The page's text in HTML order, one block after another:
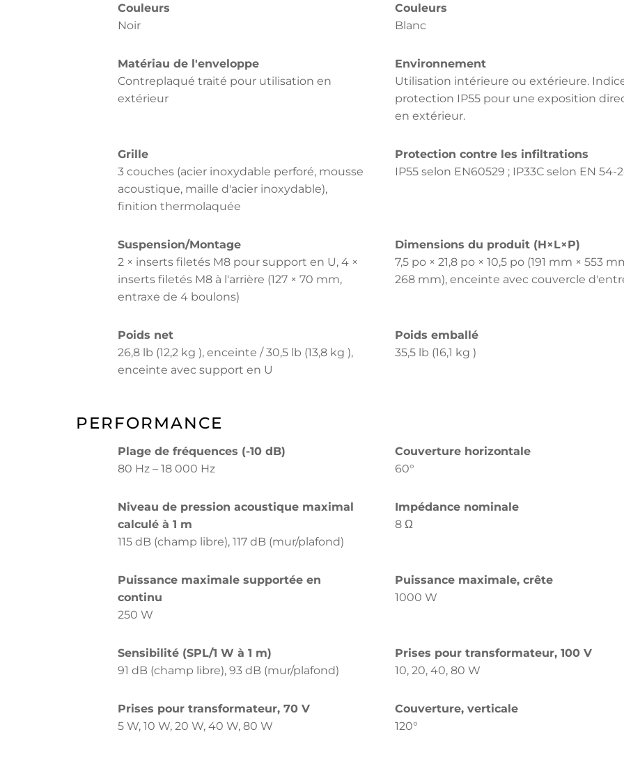
Couleurs
Noir
Couleurs
Blanc
Matériau de l'enveloppe
Contreplaqué traité pour utilisation en
extérieur
Environnement
Utilisation intérieure ou extérieure.
protection IP55 pour une exposition
en extérieur.
Grille
3 couches (acier inoxydable perforé, mousse
acoustique, maille d'acier inoxydable),
finition thermolaquée
Protection contre les infiltrations
IP55 selon EN60529 ; IP33C selon EN 54-
Suspension/Montage
2 × inserts filetés M8 pour support en U, 4 ×
inserts filetés M8 à l'arrière (127 × 70 mm,
entraxe de 4 boulons)
Dimensions du produit (H×L×P)
7,5 po × 21,8 po × 10,5 po (191 mm × 553
268 mm), enceinte avec couvercle
Poids net
26,8 lb (12,2 kg ), enceinte / 30,5 lb (13,8 kg ),
enceinte avec support en U
Poids emballé
35,5 lb (16,1 kg )
PERFORMANCE
Plage de fréquences (-10 dB)
80 Hz – 18 000 Hz
Couverture horizontale
60°
Niveau de pression acoustique maximal
calculé à 1 m
115 dB (champ libre), 117 dB (mur/plafond)
Impédance nominale
8 Ω
Puissance maximale supportée en
continu
250 W
Puissance maximale, crête
1000 W
Sensibilité (SPL/1 W à 1 m)
91 dB (champ libre), 93 dB (mur/plafond)
Prises pour transformateur, 100 V
10, 20, 40, 80 W
Prises pour transformateur, 70 V
5 W, 10 W, 20 W, 40 W, 80 W
Couverture, verticale
120°